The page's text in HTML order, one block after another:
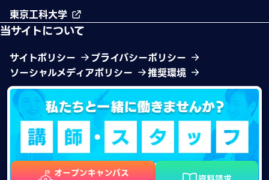
オープンキャンパス
東京工科大学
当サイトについて
サイトポリシー
プライバシーポリシー
ソーシャルメディアポリシー
推奨環境